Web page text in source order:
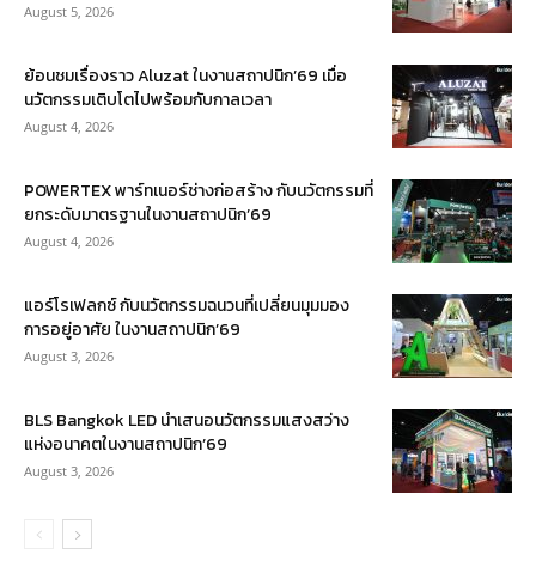
August 5, 2026
ย้อนชมเรื่องราว Aluzat ในงานสถาปนิก’69 เมื่อ
นวัตกรรมเติบโตไปพร้อมกับกาลเวลา
August 4, 2026
POWERTEX พาร์ทเนอร์ช่างก่อสร้าง กับนวัตกรรมที่
ยกระดับมาตรฐานในงานสถาปนิก’69
August 4, 2026
แอร์โรเฟลกซ์ กับนวัตกรรมฉนวนที่เปลี่ยนมุมมอง
การอยู่อาศัย ในงานสถาปนิก’69
August 3, 2026
BLS Bangkok LED นำเสนอนวัตกรรมแสงสว่าง
แห่งอนาคตในงานสถาปนิก’69
August 3, 2026